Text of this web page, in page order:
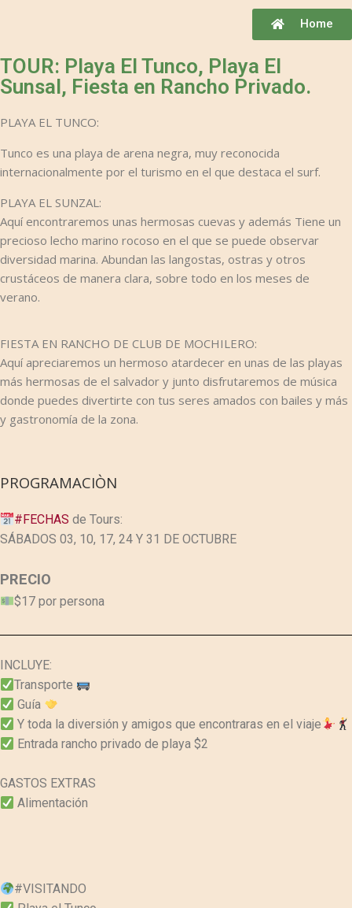
Home
TOUR: Playa El Tunco, Playa El
Sunsal, Fiesta en Rancho Privado.
PLAYA EL TUNCO:
Tunco es una playa de arena negra, muy reconocida
internacionalmente por el turismo en el que destaca el surf.
PLAYA EL SUNZAL:
Aquí encontraremos unas hermosas cuevas y además Tiene un
precioso lecho marino rocoso en el que se puede observar
diversidad marina. Abundan las langostas, ostras y otros
crustáceos de manera clara, sobre todo en los meses de
verano.
FIESTA EN RANCHO DE CLUB DE MOCHILERO:
Aquí apreciaremos un hermoso atardecer en unas de las playas
más hermosas de el salvador y junto disfrutaremos de música
donde puedes divertirte con tus seres amados con bailes y más
y gastronomía de la zona.
PROGRAMACIÒN
# FECHAS de Tours:
SÁBADOS 03, 10, 17, 24 Y 31 DE OCTUBRE
PRECIO
$17 por persona
INCLUYE:
Transporte
Guía
Y toda la diversión y amigos que encontraras en el viaje
Entrada rancho privado de playa $2
GASTOS EXTRAS
Alimentación
#VISITANDO